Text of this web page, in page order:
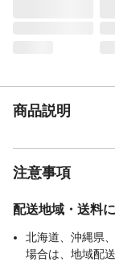
商品説明
注意事項
配送地域・送料
北海道、沖縄県
場合は、地域配